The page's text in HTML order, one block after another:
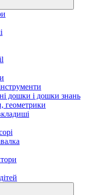
дошки і дошки знань
геометрики